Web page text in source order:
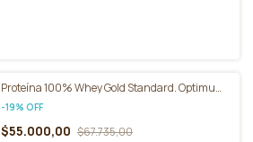
Proteína 100% Whey Gold Standard. Optimum
-19% OFF
$55.000,00 $67.735,00